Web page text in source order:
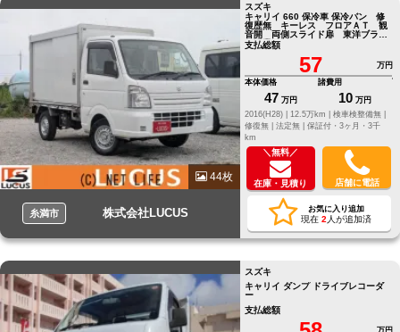
44枚
糸満市 株式会社LUCUS
スズキ
キャリイ 660 保冷車 保冷バン 修
復歴無 キーレス フロアＡＴ 観
音開 両側スライド扉 東洋ブラザ
ー工業 パワステ
支払総額
57
万円
本体価格
47 万円
諸費用
10 万円
2016(H28) |
12.5万km |
検車検整備無 |
修復無 | 法定無 | 保証付・3ヶ月・3千
km
＼無料／
在庫・見積り 店舗に電話
お気に入り追加
現在 2 人が追加済
スズキ
キャリイ ダンプ ドライブレコーダ
ー
支払総額
万円